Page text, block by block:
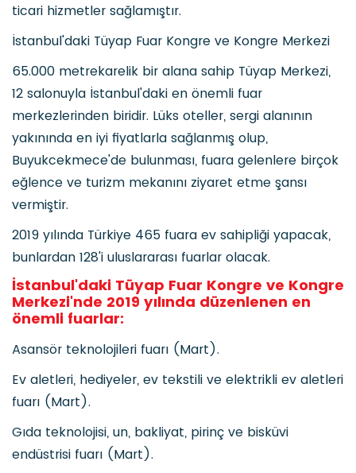
ticari hizmetler sağlamıştır.
İstanbul'daki Tüyap Fuar Kongre ve Kongre Merkezi
65.000 metrekarelik bir alana sahip Tüyap Merkezi,
12 salonuyla İstanbul'daki en önemli fuar
merkezlerinden biridir. Lüks oteller, sergi alanının
yakınında en iyi fiyatlarla sağlanmış olup,
Buyukcekmece'de bulunması, fuara gelenlere birçok
eğlence ve turizm mekanını ziyaret etme şansı
vermiştir.
2019 yılında Türkiye 465 fuara ev sahipliği yapacak,
bunlardan 128'i uluslararası fuarlar olacak.
İstanbul'daki Tüyap Fuar Kongre ve Kongre
Merkezi'nde 2019 yılında düzenlenen en
önemli fuarlar:
Asansör teknolojileri fuarı (Mart).
Ev aletleri, hediyeler, ev tekstili ve elektrikli ev aletleri
fuarı (Mart).
Gıda teknolojisi, un, bakliyat, pirinç ve bisküvi
endüstrisi fuarı (Mart).